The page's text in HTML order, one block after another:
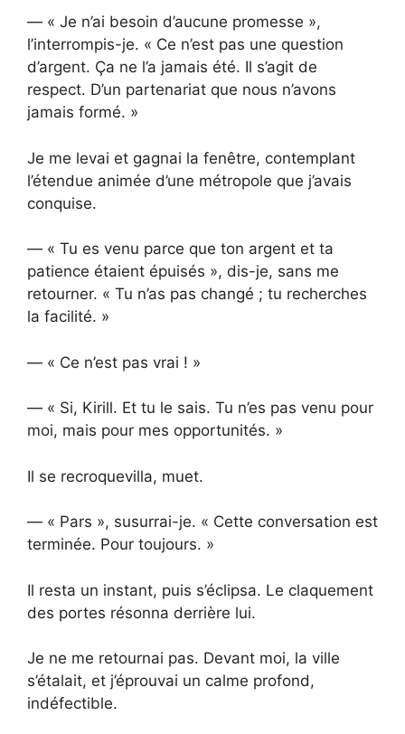
— « Je n’ai besoin d’aucune promesse »,
l’interrompis-je. « Ce n’est pas une question
d’argent. Ça ne l’a jamais été. Il s’agit de
respect. D’un partenariat que nous n’avons
jamais formé. »
Je me levai et gagnai la fenêtre, contemplant
l’étendue animée d’une métropole que j’avais
conquise.
— « Tu es venu parce que ton argent et ta
patience étaient épuisés », dis-je, sans me
retourner. « Tu n’as pas changé ; tu recherches
la facilité. »
— « Ce n’est pas vrai ! »
— « Si, Kirill. Et tu le sais. Tu n’es pas venu pour
moi, mais pour mes opportunités. »
Il se recroquevilla, muet.
— « Pars », susurrai-je. « Cette conversation est
terminée. Pour toujours. »
Il resta un instant, puis s’éclipsa. Le claquement
des portes résonna derrière lui.
Je ne me retournai pas. Devant moi, la ville
s’étalait, et j’éprouvai un calme profond,
indéfectible.